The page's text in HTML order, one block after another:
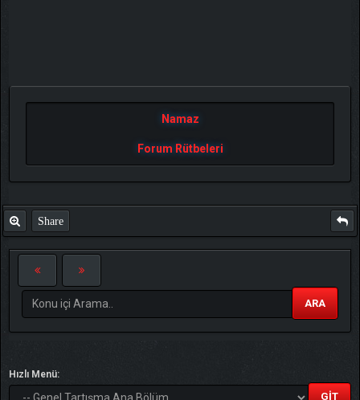
Namaz
Forum Rütbeleri
Share
ARA
Hızlı Menü: